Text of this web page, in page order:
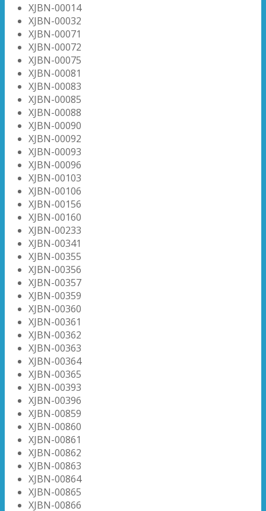
XJBN-00014
XJBN-00032
XJBN-00071
XJBN-00072
XJBN-00075
XJBN-00081
XJBN-00083
XJBN-00085
XJBN-00088
XJBN-00090
XJBN-00092
XJBN-00093
XJBN-00096
XJBN-00103
XJBN-00106
XJBN-00156
XJBN-00160
XJBN-00233
XJBN-00341
XJBN-00355
XJBN-00356
XJBN-00357
XJBN-00359
XJBN-00360
XJBN-00361
XJBN-00362
XJBN-00363
XJBN-00364
XJBN-00365
XJBN-00393
XJBN-00396
XJBN-00859
XJBN-00860
XJBN-00861
XJBN-00862
XJBN-00863
XJBN-00864
XJBN-00865
XJBN-00866